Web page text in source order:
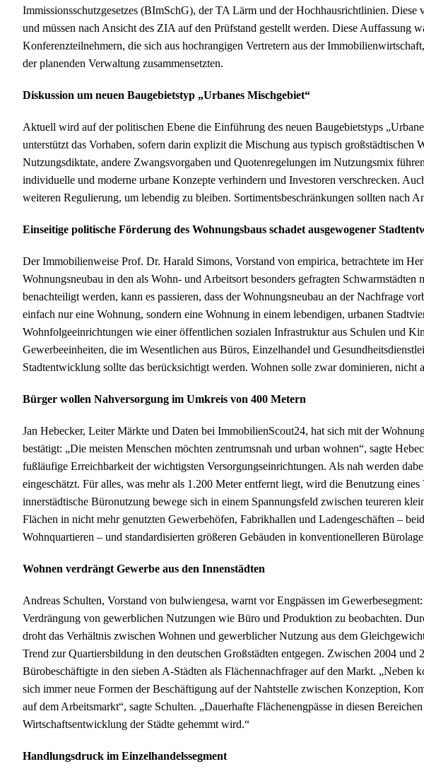
Immissionsschutzgesetzes (BImSchG), der TA Lärm und der Hochhausrichtlinien. Diese
und müssen nach Ansicht des ZIA auf den Prüfstand gestellt werden. Diese Auffassung
Konferenzteilnehmern, die sich aus hochrangigen Vertretern aus der
der planenden Verwaltung zusammensetzten.
Diskussion um neuen Baugebietstyp „Urbanes Mischgebiet“
Aktuell wird auf der politischen Ebene die Einführung des neuen Baugebietstyps
unterstützt das Vorhaben, sofern darin explizit die Mischung aus typisch großstädtischen
Nutzungsdiktate, andere Zwangsvorgaben und Quotenregelungen im Nutzungsmix
individuelle und moderne urbane Konzepte verhindern und Investoren verschrecken.
weiteren Regulierung, um lebendig zu bleiben. Sortimentsbeschränkungen sollten nach
Einseitige politische Förderung des Wohnungsbaus schadet ausgewogener
Der Immobilienweise Prof. Dr. Harald Simons, Vorstand von empirica, betrachtete im
Wohnungsneubau in den als Wohn- und Arbeitsort besonders gefragten Schwarmstädten
benachteiligt werden, kann es passieren, dass der Wohnungsneubau an der Nachfrage
einfach nur eine Wohnung, sondern eine Wohnung in einem lebendigen, urbanen
Wohnfolgeeinrichtungen wie einer öffentlichen sozialen Infrastruktur aus Schulen und
Gewerbeeinheiten, die im Wesentlichen aus Büros, Einzelhandel und
Stadtentwicklung sollte das berücksichtigt werden. Wohnen solle zwar dominieren, nicht
Bürger wollen Nahversorgung im Umkreis von 400 Metern
Jan Hebecker, Leiter Märkte und Daten bei ImmobilienScout24, hat sich mit der
bestätigt: „Die meisten Menschen möchten zentrumsnah und urban wohnen“, sagte
fußläufige Erreichbarkeit der wichtigsten Versorgungseinrichtungen. Als nah werden
eingeschätzt. Für alles, was mehr als 1.200 Meter entfernt liegt, wird die Benutzung
innerstädtische Büronutzung bewege sich in einem Spannungsfeld zwischen teureren
Flächen in nicht mehr genutzten Gewerbehöfen, Fabrikhallen und Ladengeschäften –
Wohnquartieren – und standardisierten größeren Gebäuden in konventionelleren
Wohnen verdrängt Gewerbe aus den Innenstädten
Andreas Schulten, Vorstand von bulwiengesa, warnt vor Engpässen im
Verdrängung von gewerblichen Nutzungen wie Büro und Produktion zu beobachten.
droht das Verhältnis zwischen Wohnen und gewerblicher Nutzung aus dem
Trend zur Quartiersbildung in den deutschen Großstädten entgegen. Zwischen 2004 und
Bürobeschäftigte in den sieben A-Städten als Flächennachfrager auf den Markt. „Neben
sich immer neue Formen der Beschäftigung auf der Nahtstelle zwischen Konzeption,
auf dem Arbeitsmarkt“, sagte Schulten. „Dauerhafte Flächenengpässe in diesen
Wirtschaftsentwicklung der Städte gehemmt wird.“
Handlungsdruck im Einzelhandelssegment